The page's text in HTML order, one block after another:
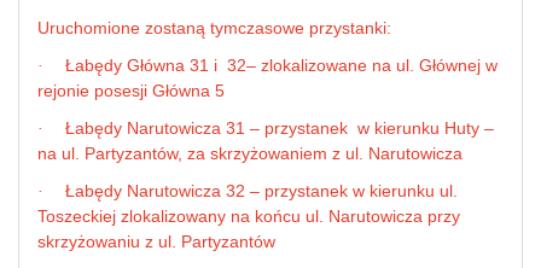
Uruchomione zostaną tymczasowe przystanki:
· Łabędy Główna 31 i 32– zlokalizowane na ul. Głównej w
rejonie posesji Główna 5
· Łabędy Narutowicza 31 – przystanek w kierunku Huty –
na ul. Partyzantów, za skrzyżowaniem z ul. Narutowicza
·
Łabędy Narutowicza 32 – przystanek w kierunku ul.
Toszeckiej zlokalizowany na końcu ul. Narutowicza przy
skrzyżowaniu z ul. Partyzantów